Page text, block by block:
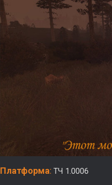
Платформа: ТЧ 1.0006